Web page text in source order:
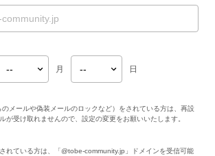
月 日
のメールや偽装メールのロックなど）をされている方は、再設
が受け取れませんので、設定の変更をお願いいたします。
れている方は、「@tobe-community.jp」ドメインを受信可能